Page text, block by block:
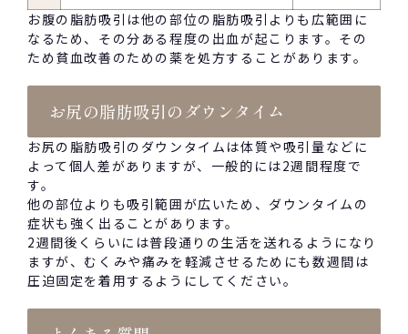
お腹の脂肪吸引は他の部位の脂肪吸引よりも広範囲に
なるため、その分ある程度の出血が起こります。その
ため貧血改善のための薬を処方することがあります。
お尻の脂肪吸引のダウンタイム
お尻の脂肪吸引のダウンタイムは体質や吸引量などに
よって個人差がありますが、一般的には2週間程度で
す。
他の部位よりも吸引範囲が広いため、ダウンタイムの
症状も強く出ることがあります。
2週間後くらいには普段通りの生活を送れるようになり
ますが、むくみや痛みを軽減させるためにも数週間は
圧迫固定を着用するようにしてください。